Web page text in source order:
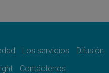
cristiano"
Los servicios
Difusión
Contáctenos